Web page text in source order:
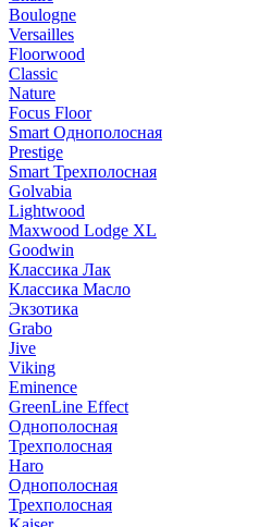
Boulogne
Versailles
Floorwood
Classic
Nature
Focus Floor
Smart Однополосная
Prestige
Smart Трехполосная
Golvabia
Lightwood
Maxwood Lodge XL
Goodwin
Классика Лак
Классика Масло
Экзотика
Grabo
Jive
Viking
Eminence
GreenLine Effect
Однополосная
Трехполосная
Haro
Однополосная
Трехполосная